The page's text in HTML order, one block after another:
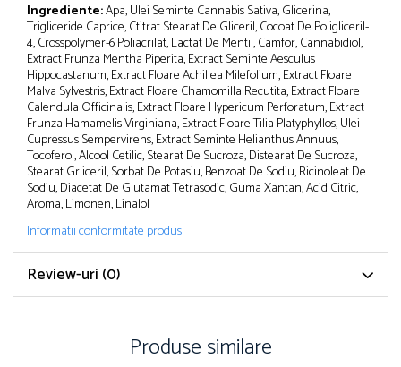
Ingrediente:Apa, Ulei Seminte Cannabis Sativa, Glicerina,
Trigliceride Caprice, Ctitrat Stearat De Gliceril, Cocoat De Poligliceril-
4, Crosspolymer-6 Poliacrilat, Lactat De Mentil, Camfor, Cannabidiol,
Extract Frunza Mentha Piperita, Extract Seminte Aesculus
Hippocastanum, Extract Floare Achillea Milefolium, Extract Floare
Malva Sylvestris, Extract Floare Chamomilla Recutita, Extract Floare
Calendula Officinalis, Extract Floare Hypericum Perforatum, Extract
Frunza Hamamelis Virginiana, Extract Floare Tilia Platyphyllos, Ulei
Cupressus Sempervirens, Extract Seminte Helianthus Annuus,
Tocoferol, Alcool Cetilic, Stearat De Sucroza, Distearat De Sucroza,
Stearat Grliceril, Sorbat De Potasiu, Benzoat De Sodiu, Ricinoleat De
Sodiu, Diacetat De Glutamat Tetrasodic, Guma Xantan, Acid Citric,
Aroma, Limonen, Linalol
Informatii conformitate produs
Review-uri (0)
Produse similare